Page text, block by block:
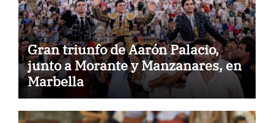
Gran triunfo de Aarón Palacio,
junto a Morante y Manzanares, en
Marbella